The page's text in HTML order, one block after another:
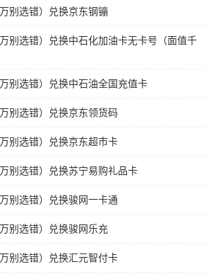
别选错）兑换京东钢镚
别选错）兑换中石化加油卡无卡号（面值千
别选错）兑换中石油全国充值卡
别选错）兑换京东领货码
别选错）兑换京东超市卡
别选错）兑换苏宁易购礼品卡
别选错）兑换骏网一卡通
别选错）兑换骏网乐充
别选错）兑换汇元智付卡